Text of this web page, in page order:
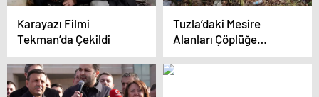
Karayazı Filmi
Tekman’da Çekildi
Tuzla’daki Mesire
Alanları Çöplüğe
Döndü